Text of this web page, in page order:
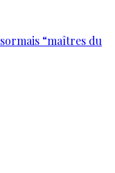
“maîtres du